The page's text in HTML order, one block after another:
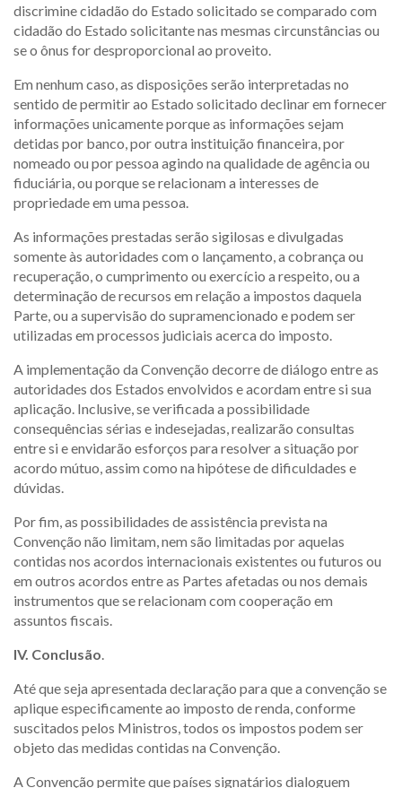
discrimine cidadão do Estado solicitado se comparado com
cidadão do Estado solicitante nas mesmas circunstâncias ou
se o ônus for desproporcional ao proveito.
Em nenhum caso, as disposições serão interpretadas no
sentido de permitir ao Estado solicitado declinar em fornecer
informações unicamente porque as informações sejam
detidas por banco, por outra instituição financeira, por
nomeado ou por pessoa agindo na qualidade de agência ou
fiduciária, ou porque se relacionam a interesses de
propriedade em uma pessoa.
As informações prestadas serão sigilosas e divulgadas
somente às autoridades com o lançamento, a cobrança ou
recuperação, o cumprimento ou exercício a respeito, ou a
determinação de recursos em relação a impostos daquela
Parte, ou a supervisão do supramencionado e podem ser
utilizadas em processos judiciais acerca do imposto.
A implementação da Convenção decorre de diálogo entre as
autoridades dos Estados envolvidos e acordam entre si sua
aplicação. Inclusive, se verificada a possibilidade
consequências sérias e indesejadas, realizarão consultas
entre si e envidarão esforços para resolver a situação por
acordo mútuo, assim como na hipótese de dificuldades e
dúvidas.
Por fim, as possibilidades de assistência prevista na
Convenção não limitam, nem são limitadas por aquelas
contidas nos acordos internacionais existentes ou futuros ou
em outros acordos entre as Partes afetadas ou nos demais
instrumentos que se relacionam com cooperação em
assuntos fiscais.
IV. Conclusão.
Até que seja apresentada declaração para que a convenção se
aplique especificamente ao imposto de renda, conforme
suscitados pelos Ministros, todos os impostos podem ser
objeto das medidas contidas na Convenção.
A Convenção permite que países signatários dialoguem